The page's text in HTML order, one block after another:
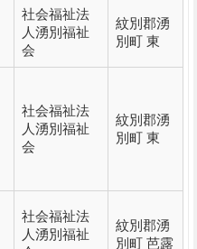
社会福祉法
人湧別福祉
会
紋別郡湧
別町 東
社会福祉法
人湧別福祉
会
紋別郡湧
別町 東
社会福祉法
人湧別福祉
紋別郡湧
別町 芭露